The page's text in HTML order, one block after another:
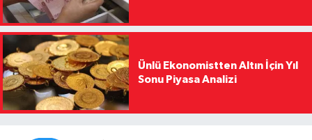
Ünlü Ekonomistten Altın İçin Yıl
Sonu Piyasa Analizi